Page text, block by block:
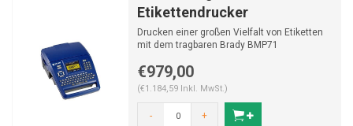
Etikettendrucker
Drucken einer großen Vielfalt von Etiketten
mit dem tragbaren Brady BMP71
*Dies...
€979,00
(€1.184,59 Inkl. MwSt.)
- +